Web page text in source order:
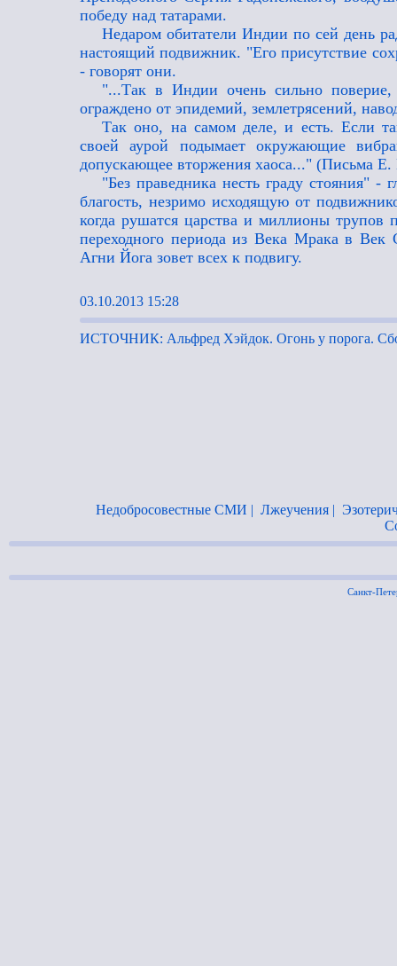
победу над татарами.
Недаром обитатели Индии по сей день
настоящий подвижник. "Его присутствие
- говорят они.
"...Так в Индии очень сильно поверие,
ограждено от эпидемий, землетрясений,
Так оно, на самом деле, и есть. Если
своей аурой подымает окружающие
допускающее вторжения хаоса..." (Письма Е.
"Без праведника несть граду стояния" -
благость, незримо исходящую от
когда рушатся царства и миллионы
переходного периода из Века Мрака в
Агни Йога зовет всех к подвигу.
03.10.2013 15:28
ИСТОЧНИК: Альфред Хэйдок. Огонь у порога.
Недобросовестные СМИ | Лжеучения|
Санкт-